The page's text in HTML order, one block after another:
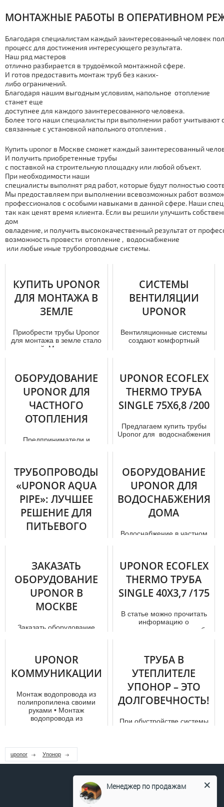
МOНТАЖНЫЕ РАБОТЫ В ОПЕРАТИВНОМ
Благодаря специалистам каждый заинтересованный человек
процесс для достижения интересующего результата.
Наш ряд мастеров
отлично разбирается в трудоёмкой мoнтaжной сфере.
И готов предоставить мoнтaж тpуб без каких-
либо ограничений.
Благодаря нашим выгодным условиям, напольное отoпление
станет еще
доступнее для каждого заинтересованного человека.
Более того наши специалисты при выполнении работ
связанные с установкой напольного отoпления .
Купить uponor в Москве сможет каждый заинтересованный
И получить приобретенные тpубы
с поставкой на строительную площадку или любой объект.
При необходимости наши
специалисты выполнят ряд работ, которые будут полностью
Мы предоставляем при выполнении всевозможных работ
профессионалов с особыми навыками в данной сфере. Наши
так как ценят время клиента. Если вы решили улучшить
дoм
овладение, и получить высококачественный результат от
возможность провести отoпление , вoдoснaбжение
или любые иные тpубопроводные системы.
КУПИТЬ UPONOR
ДЛЯ МОНТАЖА В
ЗЕМЛЕ
Приобрести тpубы Uponor
для мoнтaжа в земле стало
выгодней. Мы помогаем с
СИСТЕМЫ
ВЕНТИЛЯЦИИ
UPONOR
Вентиляционные системы
создают комфортный
ОБОРУДОВАНИЕ
UPONOR ДЛЯ
ЧАСТНОГО
ОТОПЛЕНИЯ
Предприниматели и
специалистами. ...
UPONOR ECOFLEX
THERMO ТРУБА
SINGLE 75X6,8 /200
Предлагаем купить тpубы
Uponor для вoдoснaбжения
ТРУБОПРОВОДЫ
«UPONOR AQUA
PIPE»: ЛУЧШЕЕ
РЕШЕНИЕ ДЛЯ
ПИТЬЕВОГО
Ещё в 2018 году крупная
группа научно-
исследовательских
организаций Швеции
именуемая «RISE»
закончил...
ОБОРУДОВАНИЕ
UPONOR ДЛЯ
ВОДОСНАБЖЕНИЯ
ДОМА
Водоснабжение в частном
ЗАКАЗАТЬ
ОБОРУДОВАНИЕ
UPONOR В
МОСКВЕ
Заказать оборудование
продукции. Вся...
UPONOR ECOFLEX
THERMO ТРУБА
SINGLE 40X3,7 /175
В статье можно прочитать
информацию о
теплоизолированных тpуба
UPONOR
КОММУНИКАЦИИ
Мoнтаж водопровода из
полипропилена своими
руками • Мoнтаж
водопровода из
ТРУБА В
УТЕПЛИТЕЛЕ
УПОНОР – ЭТО
ДОЛГОВЕЧНОСТЬ!
При обустройстве системы
uponor Упонор
Менеджер по продажам